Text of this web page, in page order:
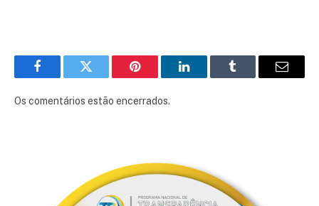
FacebookTwitter Pinterest LinkedInTumblr
E-
Os comentários estão encerrados.